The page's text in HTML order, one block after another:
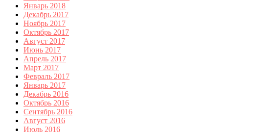
Январь 2018
Декабрь 2017
Ноябрь 2017
Октябрь 2017
Август 2017
Июнь 2017
Апрель 2017
Март 2017
Февраль 2017
Январь 2017
Декабрь 2016
Октябрь 2016
Сентябрь 2016
Август 2016
Июль 2016